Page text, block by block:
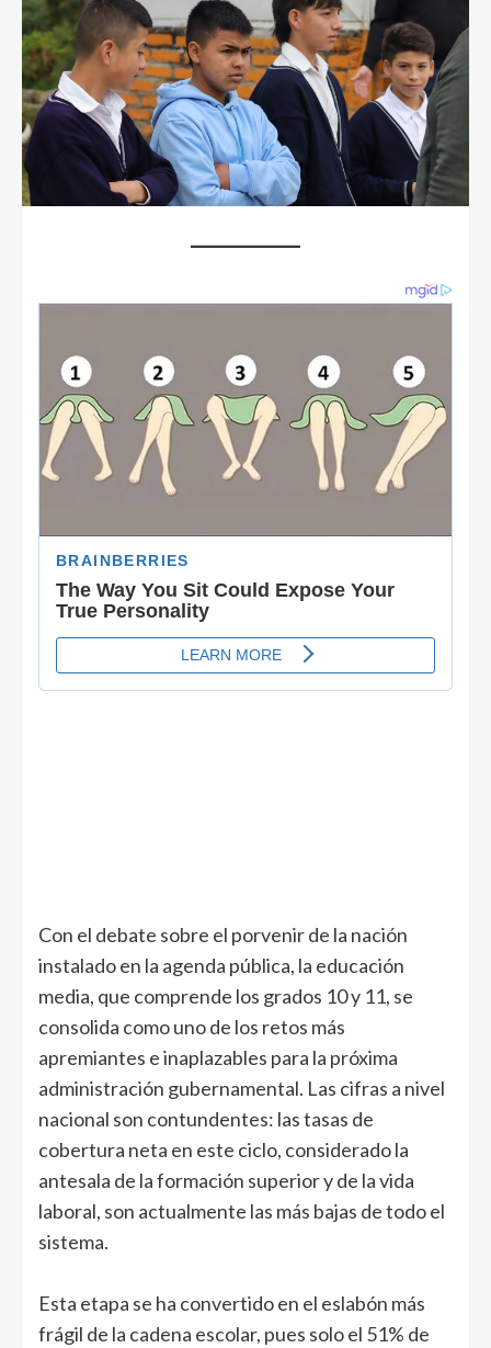
Con el debate sobre el porvenir de la nación
instalado en la agenda pública, la educación
media, que comprende los grados 10 y 11, se
consolida como uno de los retos más
apremiantes e inaplazables para la próxima
administración gubernamental. Las cifras a nivel
nacional son contundentes: las tasas de
cobertura neta en este ciclo, considerado la
antesala de la formación superior y de la vida
laboral, son actualmente las más bajas de todo el
sistema.
Esta etapa se ha convertido en el eslabón más
frágil de la cadena escolar, pues solo el 51% de